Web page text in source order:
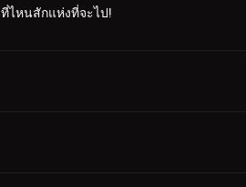
ไหนสักแห่งที่จะไป!